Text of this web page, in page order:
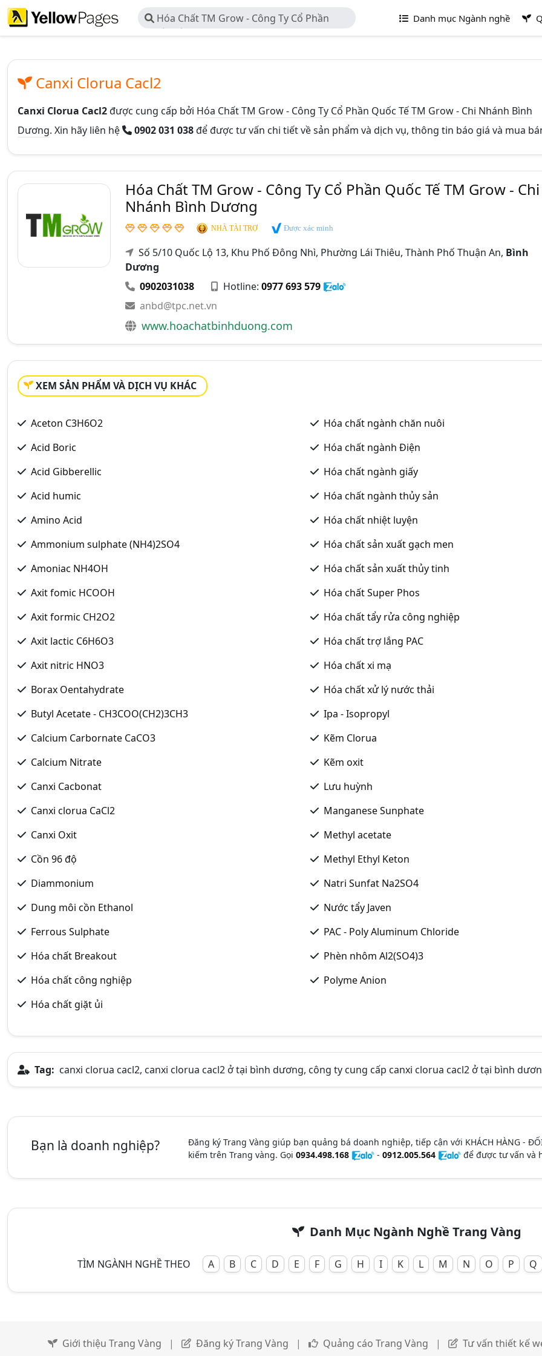
Hóa Chất TM Grow - Công Ty Cổ Phần
Quốc Tế TM Grow - Chi Nhánh Bình Dương
Danh mục Ngành nghề
Canxi Clorua Cacl2
Canxi Clorua Cacl2được cung cấp bởi Hóa Chất TM Grow - Công Ty Cổ Phần Quốc Tế TM Grow - Chi Nhánh Bình
Dương. Xin hãy liên hệ 0902 031 038để được tư vấn chi tiết về sản phẩm và dịch vụ, thông tin báo giá và mua
Hóa Chất TM Grow - Công Ty Cổ Phần Quốc Tế TM Grow - Chi
Nhánh Bình Dương
NHÀ TÀI TRỢ Được xác minh
Số 5/10 Quốc Lộ 13, Khu Phố Đông Nhì, Phường Lái Thiêu, Thành Phố Thuận An, Bình
Dương
0902031038
Hotline: 0977 693 579
anbd@tpc.net.vn
www.hoachatbinhduong.com
XEM SẢN PHẨM VÀ DỊCH VỤ KHÁC
Aceton C3H6O2
Acid Boric
Acid Gibberellic
Acid humic
Amino Acid
Ammonium sulphate (NH4)2SO4
Amoniac NH4OH
Axit fomic HCOOH
Axit formic CH2O2
Axit lactic C6H6O3
Axit nitric HNO3
Borax Oentahydrate
Butyl Acetate - CH3COO(CH2)3CH3
Calcium Carbornate CaCO3
Calcium Nitrate
Canxi Cacbonat
Canxi clorua CaCl2
Canxi Oxit
Cồn 96 độ
Diammonium
Dung môi cồn Ethanol
Ferrous Sulphate
Hóa chất Breakout
Hóa chất công nghiệp
Hóa chất giặt ủi
Hóa chất ngành chăn nuôi
Hóa chất ngành Điện
Hóa chất ngành giấy
Hóa chất ngành thủy sản
Hóa chất nhiệt luyện
Hóa chất sản xuất gạch men
Hóa chất sản xuất thủy tinh
Hóa chất Super Phos
Hóa chất tẩy rửa công nghiệp
Hóa chất trợ lắng PAC
Hóa chất xi mạ
Hóa chất xử lý nước thải
Ipa - Isopropyl
Kẽm Clorua
Kẽm oxit
Lưu huỳnh
Manganese Sunphate
Methyl acetate
Methyl Ethyl Keton
Natri Sunfat Na2SO4
Nước tẩy Javen
PAC - Poly Aluminum Chloride
Phèn nhôm Al2(SO4)3
Polyme Anion
Tag: canxi clorua cacl2, canxi clorua cacl2 ở tại bình dương, công ty cung cấp canxi clorua cacl2 ở tại bình
Bạn là doanh nghiệp?
Đăng ký Trang Vàng giúp bạn quảng bá doanh nghiệp, tiếp cận với KHÁCH HÀNG -
kiếm trên Trang vàng. Gọi 0934.498.168 - 0912.005.564 để được tư vấn và
Danh Mục Ngành Nghề Trang Vàng
TÌM NGÀNH NGHỀ THEO A B C D E F G H I K L M N O P Q
Giới thiệu Trang Vàng | Đăng ký Trang Vàng | Quảng cáo Trang Vàng | Tư vấn thiết kế